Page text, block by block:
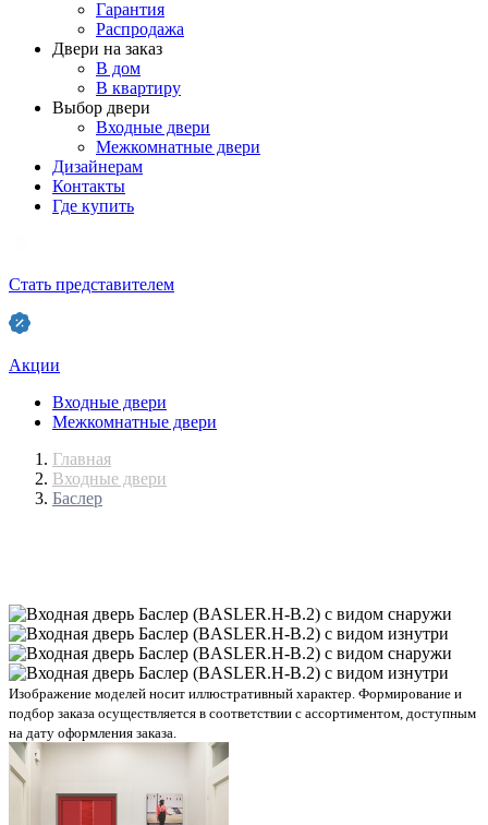
Гарантия
Распродажа
Двери на заказ
В дом
В квартиру
Выбор двери
Входные двери
Межкомнатные двери
Дизайнерам
Контакты
Где купить
Стать представителем
Акции
Входные двери
Межкомнатные двери
Главная
Входные двери
Баслер
Изображение моделей носит иллюстративный характер. Формирование и
подбор заказа осуществляется в соответствии с ассортиментом, доступным
на дату оформления заказа.